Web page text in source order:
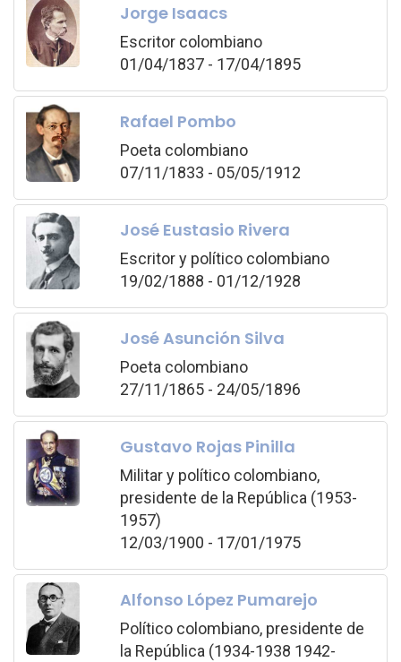
Jorge Isaacs
Escritor colombiano
01/04/1837 - 17/04/1895
Rafael Pombo
Poeta colombiano
07/11/1833 - 05/05/1912
José Eustasio Rivera
Escritor y político colombiano
19/02/1888 - 01/12/1928
José Asunción Silva
Poeta colombiano
27/11/1865 - 24/05/1896
Gustavo Rojas Pinilla
Militar y político colombiano,
presidente de la República (1953-
1957)
12/03/1900 - 17/01/1975
Alfonso López Pumarejo
Político colombiano, presidente de
la República (1934-1938 1942-